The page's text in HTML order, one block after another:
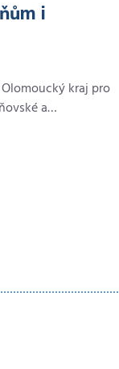
i
kraj pro
a…